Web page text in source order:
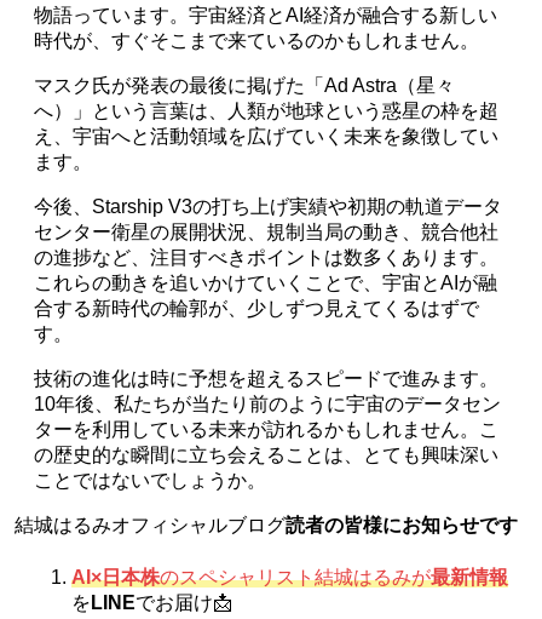
物語っています。宇宙経済とAI経済が融合する新しい
時代が、すぐそこまで来ているのかもしれません。
マスク氏が発表の最後に掲げた「Ad Astra（星々
へ）」という言葉は、人類が地球という惑星の枠を超
え、宇宙へと活動領域を広げていく未来を象徴してい
ます。
今後、Starship V3の打ち上げ実績や初期の軌道データ
センター衛星の展開状況、規制当局の動き、競合他社
の進捗など、注目すべきポイントは数多くあります。
これらの動きを追いかけていくことで、宇宙とAIが融
合する新時代の輪郭が、少しずつ見えてくるはずで
す。
技術の進化は時に予想を超えるスピードで進みます。
10年後、私たちが当たり前のように宇宙のデータセン
ターを利用している未来が訪れるかもしれません。こ
の歴史的な瞬間に立ち会えることは、とても興味深い
ことではないでしょうか。
結城はるみオフィシャルブログ読者の皆様にお知らせです
AI×日本株のスペシャリスト結城はるみが最新情報
を LINEでお届け📩